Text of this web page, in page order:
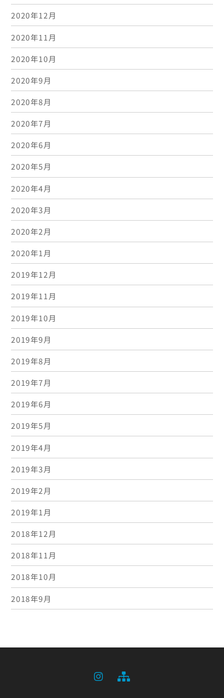
2020年12月
2020年11月
2020年10月
2020年9月
2020年8月
2020年7月
2020年6月
2020年5月
2020年4月
2020年3月
2020年2月
2020年1月
2019年12月
2019年11月
2019年10月
2019年9月
2019年8月
2019年7月
2019年6月
2019年5月
2019年4月
2019年3月
2019年2月
2019年1月
2018年12月
2018年11月
2018年10月
2018年9月